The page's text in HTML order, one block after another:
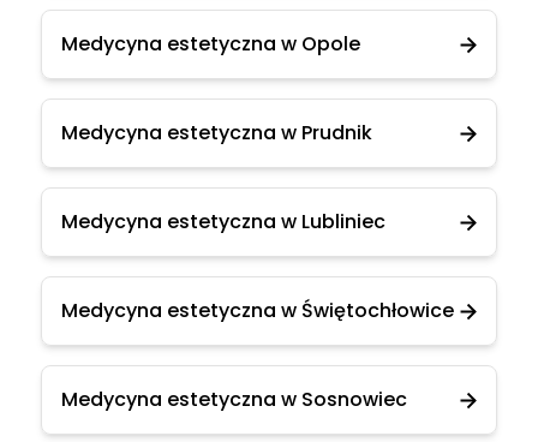
Medycyna estetyczna w Opole
Medycyna estetyczna w Prudnik
Medycyna estetyczna w Lubliniec
Medycyna estetyczna w Świętochłowice
Medycyna estetyczna w Sosnowiec